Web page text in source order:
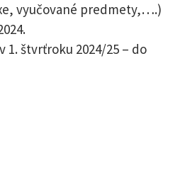
vyučované predmety,….)
štvrťroku 2024/25 – do